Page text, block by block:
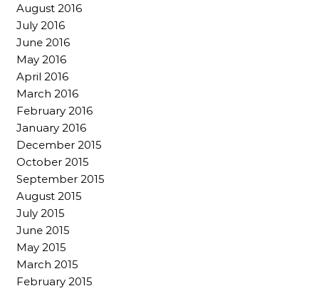
August 2016
July 2016
June 2016
May 2016
April 2016
March 2016
February 2016
January 2016
December 2015
October 2015
September 2015
August 2015
July 2015
June 2015
May 2015
March 2015
February 2015